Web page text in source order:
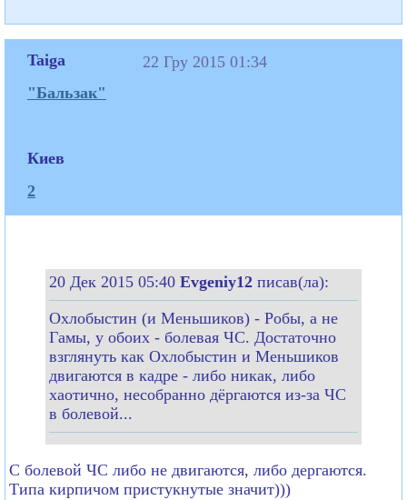
Taiga
"Бальзак"
Киев
2
22 Гру 2015 01:34
20 Дек 2015 05:40 Evgeniy12 писав(ла):
Охлобыстин (и Меньшиков) - Робы, а не
Гамы, у обоих - болевая ЧС. Достаточно
взглянуть как Охлобыстин и Меньшиков
двигаются в кадре - либо никак, либо
хаотично, несобранно дёргаются из-за ЧС
в болевой...
С болевой ЧС либо не двигаются, либо дергаются.
Типа кирпичом пристукнутые значит)))